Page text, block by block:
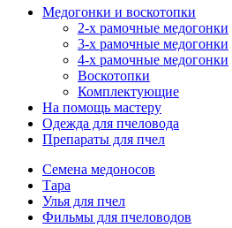
Медогонки и воскотопки
2-х рамочные медогонки
3-х рамочные медогонки
4-х рамочные медогонки
Воскотопки
Комплектующие
На помощь мастеру
Одежда для пчеловода
Препараты для пчел
Семена медоносов
Тара
Улья для пчел
Фильмы для пчеловодов